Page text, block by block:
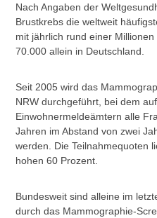
Nach Angaben der
Brustkrebs die weltweit
mit jährlich rund einer
70.000 allein in Deutschland.
Seit 2005 wird das
NRW durchgeführt, bei dem
Einwohnermeldeämtern alle
Jahren im Abstand von zwei
werden. Die Teilnahmequoten
hohen 60 Prozent.
Bundesweit sind alleine im
durch das Mammographie-